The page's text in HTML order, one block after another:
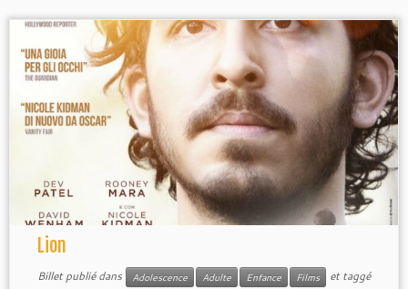
Lion
Billet publié dans Adolescence Adulte Enfance Films
et taggé